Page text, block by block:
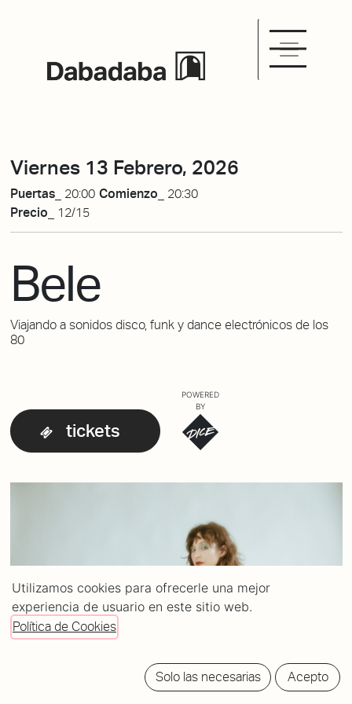
Viernes 13 Febrero, 2026
Puertas_ 20:00 Comienzo_ 20:30
Precio_
12/15
Bele
Viajando a sonidos disco, funk y dance electrónicos de los
80
tickets
POWERED
BY
Utilizamos cookies para ofrecerle una mejor
experiencia de usuario en este sitio web.
Política de Cookies
Solo las necesarias Acepto